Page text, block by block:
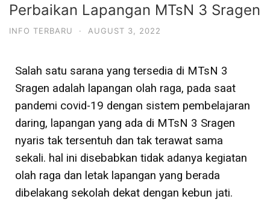
Perbaikan Lapangan MTsN 3 Sragen
INFO TERBARU · AUGUST 3, 2022
Salah satu sarana yang tersedia di MTsN 3
Sragen adalah lapangan olah raga, pada saat
pandemi covid-19 dengan sistem pembelajaran
daring, lapangan yang ada di MTsN 3 Sragen
nyaris tak tersentuh dan tak terawat sama
sekali. hal ini disebabkan tidak adanya kegiatan
olah raga dan letak lapangan yang berada
dibelakang sekolah dekat dengan kebun jati.